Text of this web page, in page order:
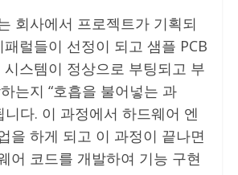
회사에서 프로젝트가 기획되
럴들이 선정이 되고 샘플 PCB
스템이 정상으로 부팅되고 부
는지 “호흡을 불어넣는 과
니다. 이 과정에서 하드웨어 엔
을 하게 되고 이 과정이 끝나면
어 코드를 개발하여 기능 구현